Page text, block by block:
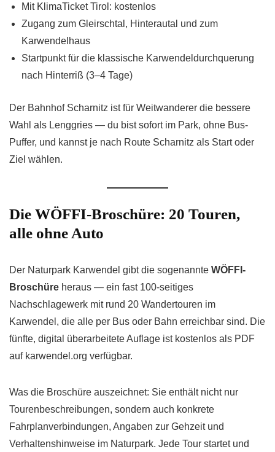
Mit KlimaTicket Tirol: kostenlos
Zugang zum Gleirschtal, Hinterautal und zum
Karwendelhaus
Startpunkt für die klassische Karwendeldurchquerung
nach Hinterriß (3–4 Tage)
Der Bahnhof Scharnitz ist für Weitwanderer die bessere
Wahl als Lenggries — du bist sofort im Park, ohne Bus-
Puffer, und kannst je nach Route Scharnitz als Start oder
Ziel wählen.
Die WÖFFI-Broschüre: 20 Touren,
alle ohne Auto
Der Naturpark Karwendel gibt die sogenannte WÖFFI-
Broschüre heraus — ein fast 100-seitiges
Nachschlagewerk mit rund 20 Wandertouren im
Karwendel, die alle per Bus oder Bahn erreichbar sind. Die
fünfte, digital überarbeitete Auflage ist kostenlos als PDF
auf karwendel.org verfügbar.
Was die Broschüre auszeichnet: Sie enthält nicht nur
Tourenbeschreibungen, sondern auch konkrete
Fahrplanverbindungen, Angaben zur Gehzeit und
Verhaltenshinweise im Naturpark. Jede Tour startet und